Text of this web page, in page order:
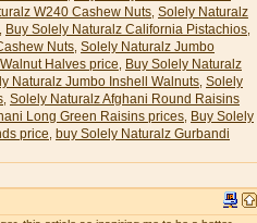
W240 Cashew Nuts Solely Naturalz
Buy Solely Naturalz California Pistachios
Nuts Solely Naturalz Jumbo
Halves price
Buy Solely Naturalz
Naturalz Jumbo Inshell Walnuts Solely
Solely Naturalz Afghani Round Raisins
Long Green Raisins prices Buy Solely
price buy Solely Naturalz Gurbandi